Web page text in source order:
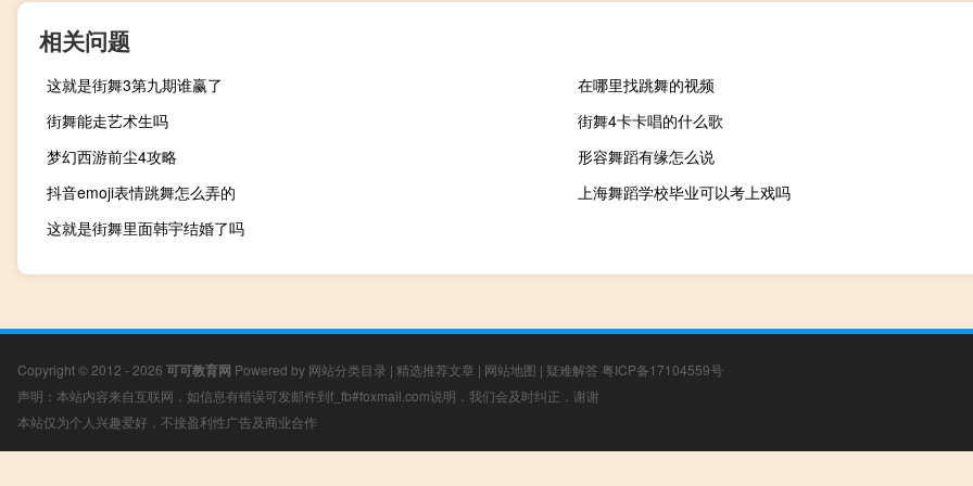
相关问题
这就是街舞3第九期谁赢了
在哪里找跳舞的视频
街舞能走艺术生吗
街舞4卡卡唱的什么歌
梦幻西游前尘4攻略
形容舞蹈有缘怎么说
抖音emoji表情跳舞怎么弄的
上海舞蹈学校毕业可以考上戏吗
这就是街舞里面韩宇结婚了吗
Copyright © 2012 - 2026 可可教育网 Powered by 网站分类目录 | 精选推荐文章 | 网站地图 | 疑难解答 粤ICP备17104559号
声明：本站内容来自互联网，如信息有错误可发邮件到f_fb#foxmail.com说明，我们会及时纠正，谢谢
本站仅为个人兴趣爱好，不接盈利性广告及商业合作